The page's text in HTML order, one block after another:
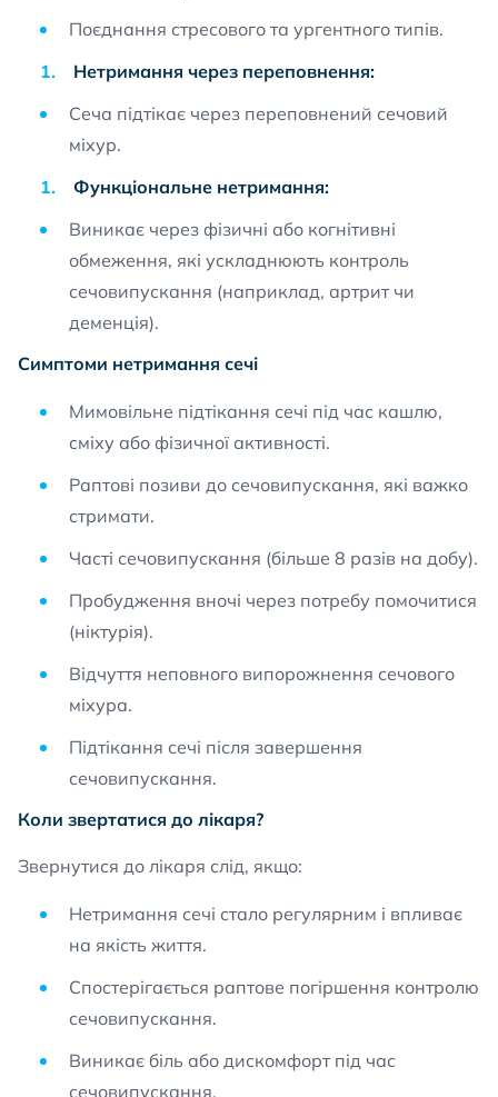
Поєднання стресового та ургентного типів.
Нетримання через переповнення:
Сеча підтікає через переповнений сечовий
міхур.
Функціональне нетримання:
Виникає через фізичні або когнітивні
обмеження, які ускладнюють контроль
сечовипускання (наприклад, артрит чи
деменція).
Симптоми нетримання сечі
Мимовільне підтікання сечі під час кашлю,
сміху або фізичної активності.
Раптові позиви до сечовипускання, які важко
стримати.
Часті сечовипускання (більше 8 разів на добу).
Пробудження вночі через потребу помочитися
(ніктурія).
Відчуття неповного випорожнення сечового
міхура.
Підтікання сечі після завершення
сечовипускання.
Коли звертатися до лікаря?
Звернутися до лікаря слід, якщо:
Нетримання сечі стало регулярним і впливає
на якість життя.
Спостерігається раптове погіршення контролю
сечовипускання.
Виникає біль або дискомфорт під час
сечовипускання.